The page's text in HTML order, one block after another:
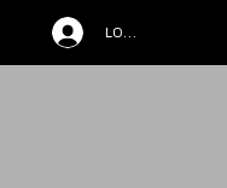
LOG IN